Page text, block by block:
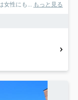
女性にも... もっと見る